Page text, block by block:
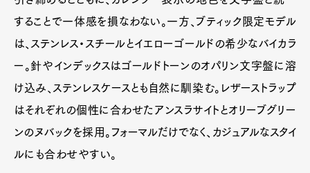
することで一体感を損なわない。一方、ブティック限定モデル
は、ステンレス・スチールとイエローゴールドの希少なバイカラ
ー。針やインデックスはゴールドトーンのオパリン文字盤に溶
け込み、ステンレスケースとも自然に馴染む。レザーストラップ
はそれぞれの個性に合わせたアンスラサイトとオリーブグリー
ンのヌバックを採用。フォーマルだけでなく、カジュアルなスタイ
ルにも合わせやすい。